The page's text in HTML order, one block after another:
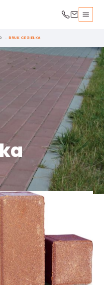
BRUK CEGIEŁKA